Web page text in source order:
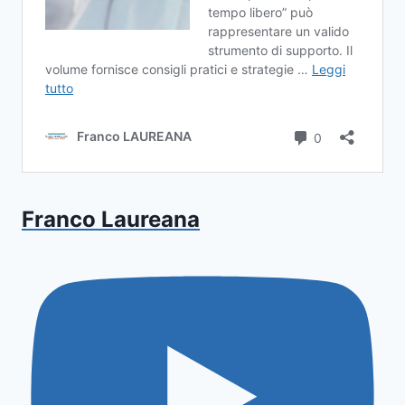
Franco Laureana